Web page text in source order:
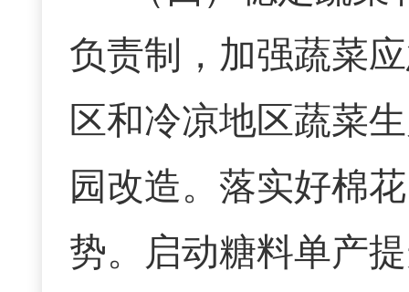
负责制，加强蔬菜
区和冷凉地区蔬菜
园改造。落实好棉
势。启动糖料单产